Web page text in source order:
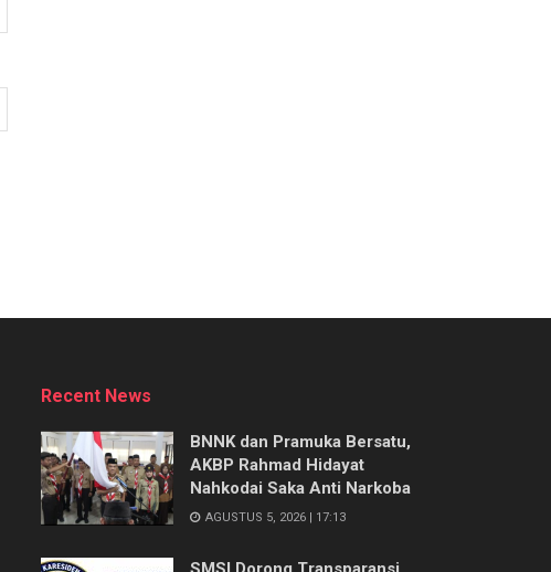
Recent News
BNNK dan Pramuka Bersatu,
AKBP Rahmad Hidayat
Nahkodai Saka Anti Narkoba
AGUSTUS 5, 2026 | 17:13